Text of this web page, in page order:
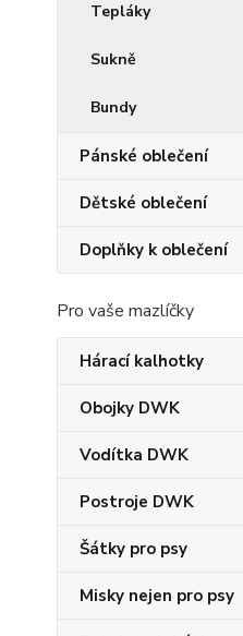
Tepláky
Sukně
Bundy
Pánské oblečení
Dětské oblečení
Doplňky k oblečení
Pro vaše mazlíčky
Hárací kalhotky
Obojky DWK
Vodítka DWK
Postroje DWK
Šátky pro psy
Misky nejen pro psy